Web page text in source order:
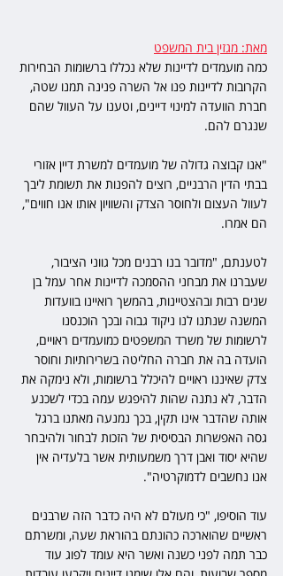
מאת: מגזין בית המשפט
כמה מועמדים לדיינות שלא נכללו ברשומות הבחירות
הקרובות לדיינות פנו אל השרה פנינה תמנו שטה,
חברת הוועדה למינוי דיינים, וטענו על העוול שהם
שנגרם להם.
"אנו קבוצה גדולה של מועמדים למשרת דיין אזורי
בבתי הדין הרבניים, רוצים להפנות את תשומת ליבך
לעוול העצום ולחוסר הצדק והשוויון אותו אנו חווים",
הם אמרו.
לטענתם, "מדובר בנו רבנים מכל גווני הציבור,
שעברנו את מבחני ההסמכה לדיינות אחר עמל בן
שנים רבות ובהצטיינות, בהמשך רואיינו בוועדות
המשנה שנתנו לנו ניקוד גבוה ובכך הוכנסנו
לרשומות של משרד המשפטים כמועמדים ראויים,
הועדה בה את חברה החליטה בשרירותיות וחוסר
צדק שאיננו ראויים להיכלל ברשומות, ולא נימקה את
הדבר, לא נתנה שהות להיפגש עמה בכדי לשכנע
אותה שהדבר אינו תקין, בכך נמנעה מאתנו ברגל
גסה האפשרות הבסיסית של הזכות לבחור ולהיבחר
שהיא יסוד ואבן דרך משמעותית אשר בלעדיה אין
אנו נחשבים לדמוקרטיה".
עוד הוסיפו, "כי מעולם לא היה כדבר הזה שרבנים
ראשיים שהוארכה כהונתם בהוראת שעה, ומשרתם
כבר תמה לפני כשנה ואשר היא עומד לפוג עוד